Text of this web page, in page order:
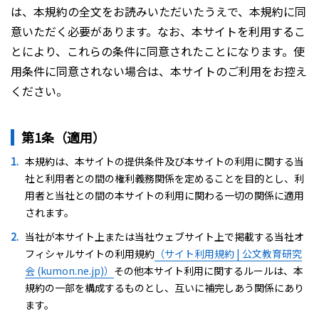
は、本規約の全文をお読みいただいたうえで、本規約に同
意いただく必要があります。なお、本サイトを利用するこ
とにより、これらの条件に同意されたことになります。使
用条件に同意されない場合は、本サイトのご利用をお控え
ください。
第1条（適用）
本規約は、本サイトの提供条件及び本サイトの利用に関する当
社と利用者との間の権利義務関係を定めることを目的とし、利
用者と当社との間の本サイトの利用に関わる一切の関係に適用
されます。
当社が本サイト上または当社ウェブサイト上で掲載する当社オ
フィシャルサイトの利用規約 （サイト利用規約 | 公文教育研究
会 (kumon.ne.jp)） その他本サイト利用に関するルールは、本
規約の一部を構成するものとし、互いに補完しあう関係にあり
ます。